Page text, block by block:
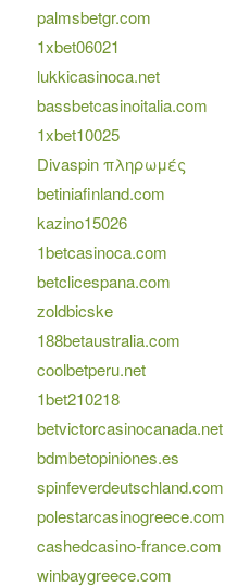
palmsbetgr.com
1xbet06021
lukkicasinoca.net
bassbetcasinoitalia.com
1xbet10025
Divaspin πληρωμές
betiniafinland.com
kazino15026
1betcasinoca.com
betclicespana.com
zoldbicske
188betaustralia.com
coolbetperu.net
1bet210218
betvictorcasinocanada.net
bdmbetopiniones.es
spinfeverdeutschland.com
polestarcasinogreece.com
cashedcasino-france.com
winbaygreece.com